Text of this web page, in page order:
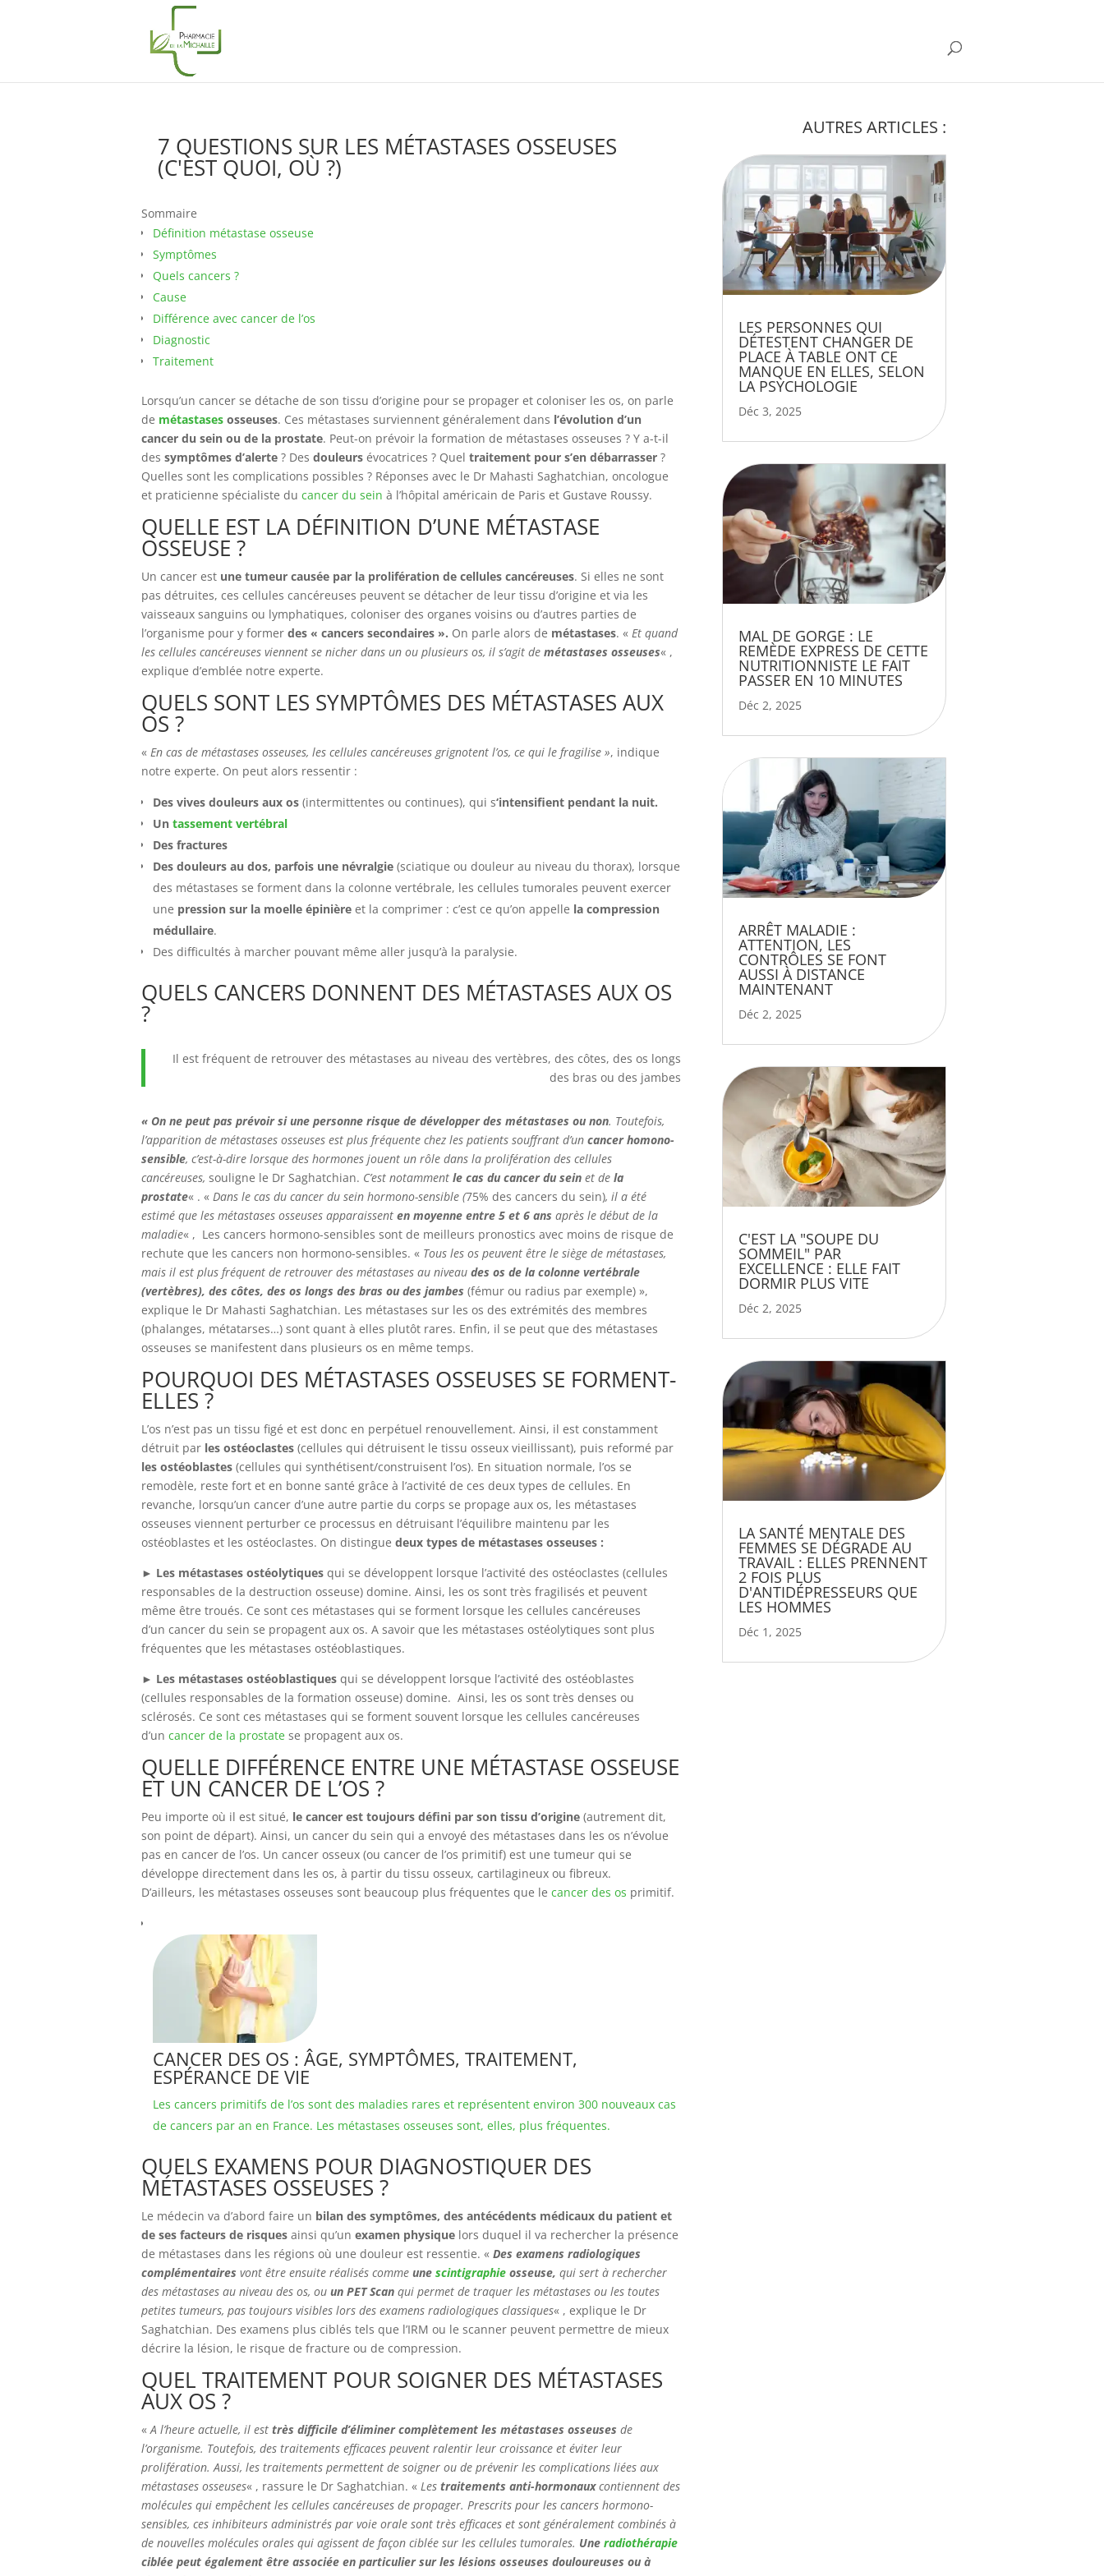
7 QUESTIONS SUR LES MÉTASTASES OSSEUSES
(C'EST QUOI, OÙ ?)
Sommaire
Définition métastase osseuse
Symptômes
Quels cancers ?
Cause
Différence avec cancer de l’os
Diagnostic
Traitement
Lorsqu’un cancer se détache de son tissu d’origine pour se propager et coloniser les os, on parle
de métastases osseuses. Ces métastases surviennent généralement dans l’évolution d’un
cancer du sein ou de la prostate. Peut-on prévoir la formation de métastases osseuses ? Y a-t-il
des symptômes d’alerte ? Des douleurs évocatrices ? Quel traitement pour s’en débarrasser ?
Quelles sont les complications possibles ? Réponses avec le Dr Mahasti Saghatchian, oncologue
et praticienne spécialiste du cancer du sein à l’hôpital américain de Paris et Gustave Roussy.
QUELLE EST LA DÉFINITION D’UNE MÉTASTASE
OSSEUSE ?
Un cancer est une tumeur causée par la prolifération de cellules cancéreuses. Si elles ne sont
pas détruites, ces cellules cancéreuses peuvent se détacher de leur tissu d’origine et via les
vaisseaux sanguins ou lymphatiques, coloniser des organes voisins ou d’autres parties de
l’organisme pour y former des « cancers secondaires ». On parle alors de métastases. « Et quand
les cellules cancéreuses viennent se nicher dans un ou plusieurs os, il s’agit de métastases osseuses« ,
explique d’emblée notre experte.
QUELS SONT LES SYMPTÔMES DES MÉTASTASES AUX
OS ?
« En cas de métastases osseuses, les cellules cancéreuses grignotent l’os, ce qui le fragilise », indique
notre experte. On peut alors ressentir :
Des vives douleurs aux os (intermittentes ou continues), qui s‘intensifient pendant la nuit.
Un tassement vertébral
Des fractures
Des douleurs au dos, parfois une névralgie (sciatique ou douleur au niveau du thorax), lorsque
des métastases se forment dans la colonne vertébrale, les cellules tumorales peuvent exercer
une pression sur la moelle épinière et la comprimer : c’est ce qu’on appelle la compression
médullaire.
Des difficultés à marcher pouvant même aller jusqu’à la paralysie.
QUELS CANCERS DONNENT DES MÉTASTASES AUX OS
?
Il est fréquent de retrouver des métastases au niveau des vertèbres, des côtes, des os longs
des bras ou des jambes
« On ne peut pas prévoir si une personne risque de développer des métastases ou non. Toutefois,
l’apparition de métastases osseuses est plus fréquente chez les patients souffrant d’un cancer homono-
sensible, c’est-à-dire lorsque des hormones jouent un rôle dans la prolifération des cellules
cancéreuses, souligne le Dr Saghatchian. C’est notamment le cas du cancer du sein et de la
prostate« . « Dans le cas du cancer du sein hormono-sensible (75% des cancers du sein), il a été
estimé que les métastases osseuses apparaissent en moyenne entre 5 et 6 ans après le début de la
maladie« , Les cancers hormono-sensibles sont de meilleurs pronostics avec moins de risque de
rechute que les cancers non hormono-sensibles. « Tous les os peuvent être le siège de métastases,
mais il est plus fréquent de retrouver des métastases au niveau des os de la colonne vertébrale
(vertèbres), des côtes, des os longs des bras ou des jambes (fémur ou radius par exemple) »,
explique le Dr Mahasti Saghatchian. Les métastases sur les os des extrémités des membres
(phalanges, métatarses…) sont quant à elles plutôt rares. Enfin, il se peut que des métastases
osseuses se manifestent dans plusieurs os en même temps.
POURQUOI DES MÉTASTASES OSSEUSES SE FORMENT-
ELLES ?
L’os n’est pas un tissu figé et est donc en perpétuel renouvellement. Ainsi, il est constamment
détruit par les ostéoclastes (cellules qui détruisent le tissu osseux vieillissant), puis reformé par
les ostéoblastes (cellules qui synthétisent/construisent l’os). En situation normale, l’os se
remodèle, reste fort et en bonne santé grâce à l’activité de ces deux types de cellules. En
revanche, lorsqu’un cancer d’une autre partie du corps se propage aux os, les métastases
osseuses viennent perturber ce processus en détruisant l’équilibre maintenu par les
ostéoblastes et les ostéoclastes. On distingue deux types de métastases osseuses :
► Les métastases ostéolytiques qui se développent lorsque l’activité des ostéoclastes (cellules
responsables de la destruction osseuse) domine. Ainsi, les os sont très fragilisés et peuvent
même être troués. Ce sont ces métastases qui se forment lorsque les cellules cancéreuses
d’un cancer du sein se propagent aux os. A savoir que les métastases ostéolytiques sont plus
fréquentes que les métastases ostéoblastiques.
► Les métastases ostéoblastiques qui se développent lorsque l’activité des ostéoblastes
(cellules responsables de la formation osseuse) domine. Ainsi, les os sont très denses ou
sclérosés. Ce sont ces métastases qui se forment souvent lorsque les cellules cancéreuses
d’un cancer de la prostate se propagent aux os.
QUELLE DIFFÉRENCE ENTRE UNE MÉTASTASE OSSEUSE
ET UN CANCER DE L’OS ?
Peu importe où il est situé, le cancer est toujours défini par son tissu d’origine (autrement dit,
son point de départ). Ainsi, un cancer du sein qui a envoyé des métastases dans les os n’évolue
pas en cancer de l’os. Un cancer osseux (ou cancer de l’os primitif) est une tumeur qui se
développe directement dans les os, à partir du tissu osseux, cartilagineux ou fibreux.
D’ailleurs, les métastases osseuses sont beaucoup plus fréquentes que le cancer des os primitif.
CANCER DES OS : ÂGE, SYMPTÔMES, TRAITEMENT,
ESPÉRANCE DE VIE
Les cancers primitifs de l’os sont des maladies rares et représentent environ 300 nouveaux cas
de cancers par an en France. Les métastases osseuses sont, elles, plus fréquentes.
QUELS EXAMENS POUR DIAGNOSTIQUER DES
MÉTASTASES OSSEUSES ?
Le médecin va d’abord faire un bilan des symptômes, des antécédents médicaux du patient et
de ses facteurs de risques ainsi qu’un examen physique lors duquel il va rechercher la présence
de métastases dans les régions où une douleur est ressentie. « Des examens radiologiques
complémentaires vont être ensuite réalisés comme une scintigraphie osseuse, qui sert à rechercher
des métastases au niveau des os, ou un PET Scan qui permet de traquer les métastases ou les toutes
petites tumeurs, pas toujours visibles lors des examens radiologiques classiques« , explique le Dr
Saghatchian. Des examens plus ciblés tels que l’IRM ou le scanner peuvent permettre de mieux
décrire la lésion, le risque de fracture ou de compression.
QUEL TRAITEMENT POUR SOIGNER DES MÉTASTASES
AUX OS ?
«A l’heure actuelle, il est très difficile d’éliminer complètement les métastases osseuses de
l’organisme. Toutefois, des traitements efficaces peuvent ralentir leur croissance et éviter leur
prolifération. Aussi, les traitements permettent de soigner ou de prévenir les complications liées aux
métastases osseuses« , rassure le Dr Saghatchian. « Les traitements anti-hormonauxcontiennent des
molécules qui empêchent les cellules cancéreuses de propager. Prescrits pour les cancers hormono-
sensibles, ces inhibiteurs administrés par voie orale sont très efficaces et sont généralement combinés à
de nouvelles molécules orales qui agissent de façon ciblée sur les cellules tumorales. Une radiothérapie
ciblée peut également être associée en particulier sur les lésions osseuses douloureuses ou à
AUTRES ARTICLES :
LES PERSONNES QUI
DÉTESTENT CHANGER DE
PLACE À TABLE ONT CE
MANQUE EN ELLES, SELON
LA PSYCHOLOGIE
Déc 3, 2025
MAL DE GORGE : LE
REMÈDE EXPRESS DE CETTE
NUTRITIONNISTE LE FAIT
PASSER EN 10 MINUTES
Déc 2, 2025
ARRÊT MALADIE :
ATTENTION, LES
CONTRÔLES SE FONT
AUSSI À DISTANCE
MAINTENANT
Déc 2, 2025
C'EST LA "SOUPE DU
SOMMEIL" PAR
EXCELLENCE : ELLE FAIT
DORMIR PLUS VITE
Déc 2, 2025
LA SANTÉ MENTALE DES
FEMMES SE DÉGRADE AU
TRAVAIL : ELLES PRENNENT
2 FOIS PLUS
D'ANTIDÉPRESSEURS QUE
LES HOMMES
Déc 1, 2025